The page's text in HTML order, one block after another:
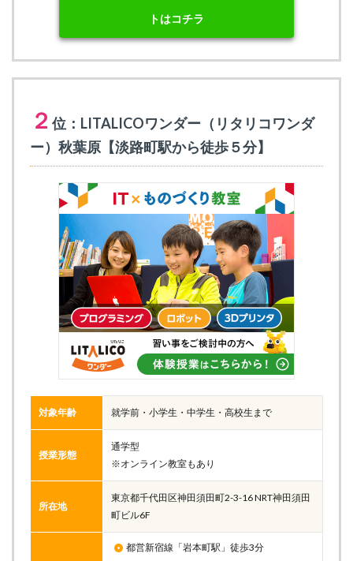
トはコチラ
２ 位：LITALICOワンダー（リタリコワンダ
ー）秋葉原【淡路町駅から徒歩５分】
対象年齢 就学前・小学生・中学生・高校生まで
授業形態
通学型
※オンライン教室もあり
所在地
東京都千代田区神田須田町2-3-16 NRT神田須田
町ビル6F
都営新宿線「岩本町駅」徒歩3分